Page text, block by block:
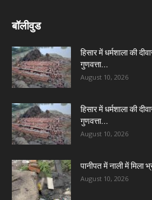
बॉलीवुड
हिसार में धर्मशाला की
गुणवत्ता...
August 10, 2026
हिसार में धर्मशाला की
गुणवत्ता...
August 10, 2026
पानीपत में नाली में मिला
August 10, 2026